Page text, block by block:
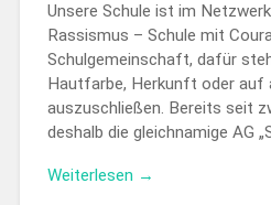
Unsere Schule ist im
Rassismus – Schule mit
Schulgemeinschaft, dafür
Hautfarbe, Herkunft oder auf
auszuschließen. Bereits seit
deshalb die gleichnamige AG
Weiterlesen →